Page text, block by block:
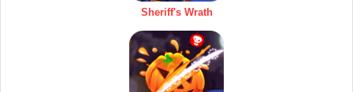
Sheriff's Wrath